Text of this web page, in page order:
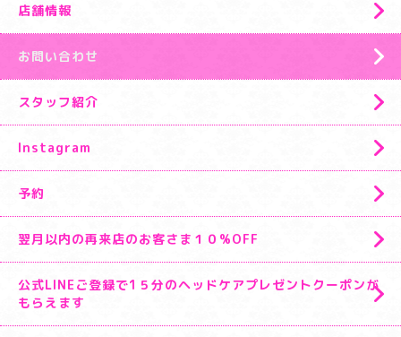
店舗情報
お問い合わせ
スタッフ紹介
Instagram
予約
翌月以内の再来店のお客さま１０%OFF
公式LINEご登録で1５分のヘッドケアプレゼントクーポンが
もらえます